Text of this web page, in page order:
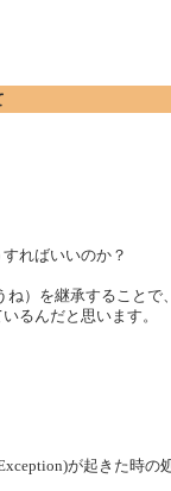
ればいいのか？
）を継承することで、
るんだと思います。
が起きた時の